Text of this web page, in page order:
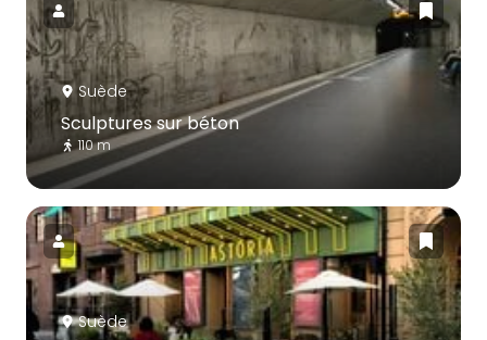
Suède
Sculptures sur béton
110 m
Suède